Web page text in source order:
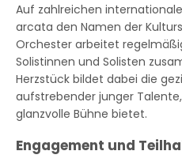
Auf zahlreichen
arcata den Namen der
Orchester arbeitet
Solistinnen und Solisten
Herzstück bildet dabei die
aufstrebender junger
glanzvolle Bühne bietet.
Engagement und